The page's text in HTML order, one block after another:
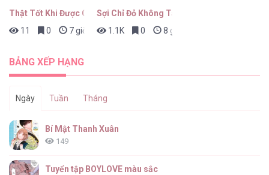
Thật Tốt Khi Được Gặp Em
11
0 7 giờ trước
Sợi Chỉ Đỏ Không Tàn
1.1K
0 8 giờ trước
BẢNG XẾP HẠNG
Ngày Tuần Tháng
Bí Mật Thanh Xuân
149
Tuyển tập BOYLOVE màu sắc